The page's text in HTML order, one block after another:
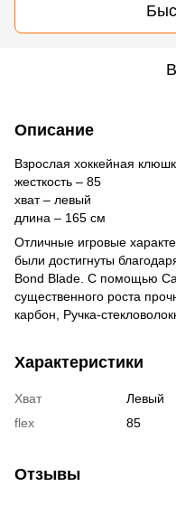
Описание
Взрослая хоккейная
жесткость – 85
хват – левый
длина – 165 см
Отличные игровые
были достигнуты
Bond Blade. С помощью
существенного роста
карбон, Ручка-
Характеристики
Хват
Левый
flex
85
Отзывы